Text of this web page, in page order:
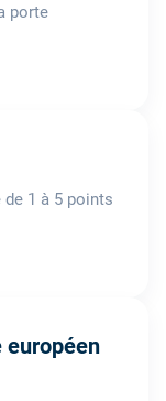
porte
1 à 5 points
européen